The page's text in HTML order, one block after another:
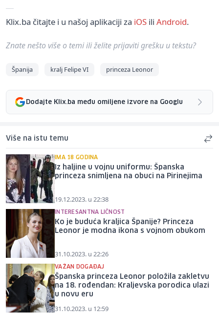
Klix.ba čitajte i u našoj aplikaciji za iOS ili Android.
Znate nešto više o temi ili želite prijaviti grešku u tekstu?
Španija kralj Felipe VI princeza Leonor
Dodajte Klix.ba među omiljene izvore na Googlu
Više na istu temu
IMA 18 GODINA
Iz haljine u vojnu uniformu: Španska
princeza snimljena na obuci na Pirinejima
19.12.2023. u 22:38
INTERESANTNA LIČNOST
Ko je buduća kraljica Španije? Princeza
Leonor je modna ikona s vojnom obukom
31.10.2023. u 22:26
VAŽAN DOGAĐAJ
Španska princeza Leonor položila zakletvu
na 18. rođendan: Kraljevska porodica ulazi
u novu eru
31.10.2023. u 12:59